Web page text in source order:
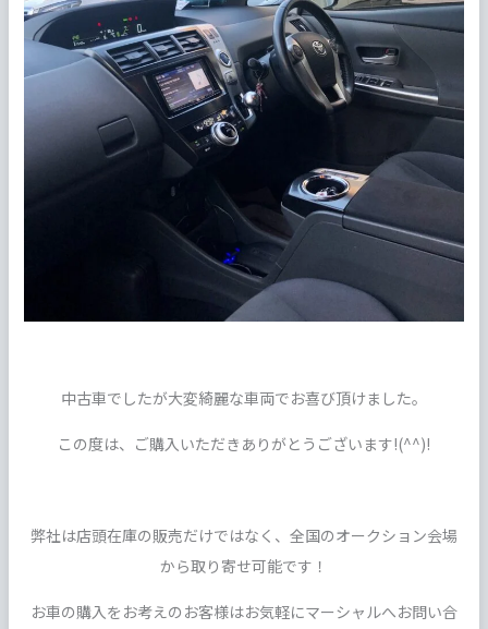
中古車でしたが大変綺麗な車両でお喜び頂けました。
この度は、ご購入いただきありがとうございます!(^^)!
弊社は店頭在庫の販売だけではなく、全国のオークション会場
から取り寄せ可能です！
お車の購入をお考えのお客様はお気軽にマーシャルへお問い合